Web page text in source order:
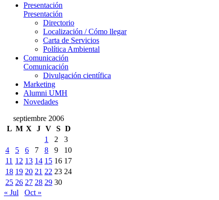
Presentación
Presentación
Directorio
Localización / Cómo llegar
Carta de Servicios
Política Ambiental
Comunicación
Comunicación
Divulgación científica
Marketing
Alumni UMH
Novedades
septiembre 2006
L M X J V S D
1
2
3
4
5 6 7 8 9
10
11 12 13 14 15 16 17
18 19 20 21 22 23 24
25 26 27 28 29 30
« Jul
Oct »